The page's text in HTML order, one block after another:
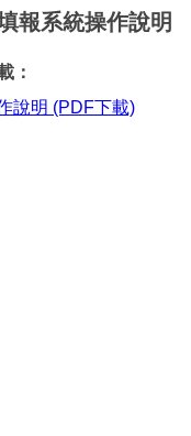
報系統操作說明
：
說明 (PDF下載)